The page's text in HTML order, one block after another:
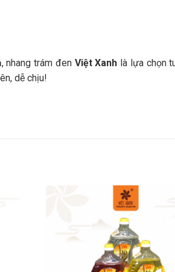
nhang trám đen Việt Xanh là lựa chọn
dễ chịu!